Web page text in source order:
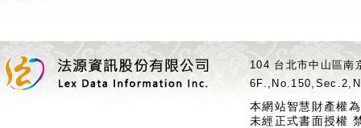
104 台北市中山區
本網站智慧財產權
未經正式書面授權